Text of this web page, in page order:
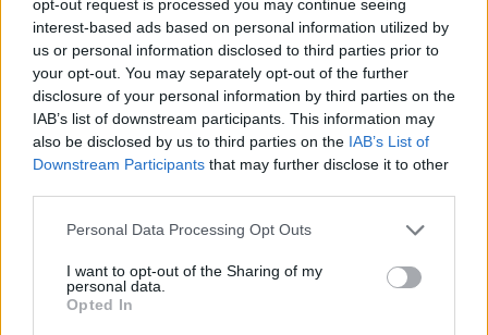
opt-out request is processed you may continue seeing
interest-based ads based on personal information utilized by
us or personal information disclosed to third parties prior to
your opt-out. You may separately opt-out of the further
disclosure of your personal information by third parties on the
IAB’s list of downstream participants. This information may
also be disclosed by us to third parties on the IAB’s List of
Downstream Participants that may further disclose it to other
Personal Data Processing Opt Outs
I want to opt-out of the Sharing of my
personal data.
Opted In
Gamta Orai
įspėjimas: šioje Lietuvos dalyje bus
audringiausia